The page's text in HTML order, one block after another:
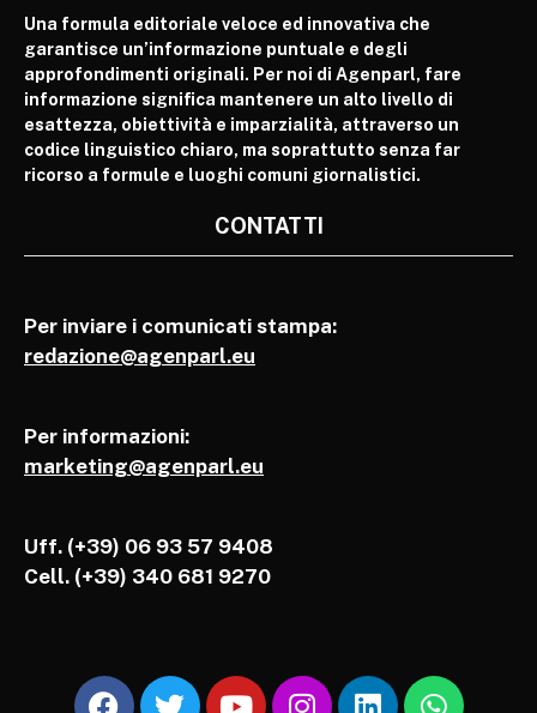
Una formula editoriale veloce ed innovativa che
garantisce un’informazione puntuale e degli
approfondimenti originali. Per noi di Agenparl, fare
informazione significa mantenere un alto livello di
esattezza, obiettività e imparzialità, attraverso un
codice linguistico chiaro, ma soprattutto senza far
ricorso a formule e luoghi comuni giornalistici.
CONTATTI
Per inviare i comunicati stampa:
redazione@agenparl.eu
Per informazioni:
marketing@agenparl.eu
Uff. (+39) 06 93 57 9408
Cell. (+39) 340 681 9270